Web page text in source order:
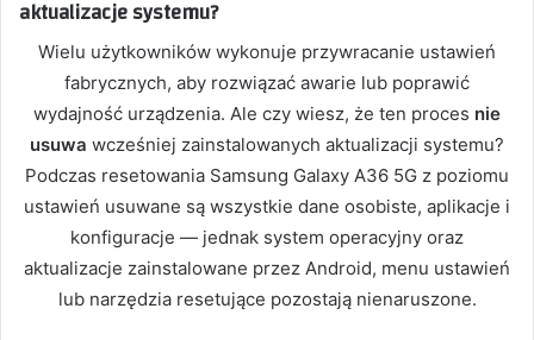
aktualizacje systemu?
Wielu użytkowników wykonuje przywracanie ustawień
fabrycznych, aby rozwiązać awarie lub poprawić
wydajność urządzenia. Ale czy wiesz, że ten proces nie
usuwa wcześniej zainstalowanych aktualizacji systemu?
Podczas resetowania Samsung Galaxy A36 5G z poziomu
ustawień usuwane są wszystkie dane osobiste, aplikacje i
konfiguracje — jednak system operacyjny oraz
aktualizacje zainstalowane przez Android, menu ustawień
lub narzędzia resetujące pozostają nienaruszone.